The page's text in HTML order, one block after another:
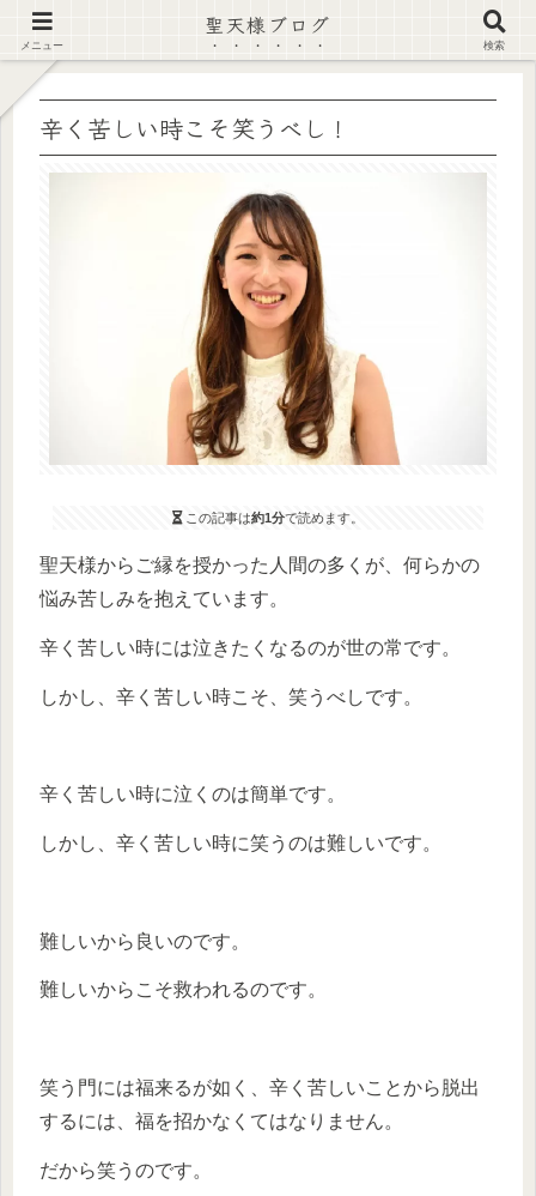
【注意喚起】偽サイト及び偽情報に注意 ▶確認する◀
辛く苦しい時こそ笑うべし！
この記事は約1分で読めます。
聖天様からご縁を授かった人間の多くが、何らかの
悩み苦しみを抱えています。
辛く苦しい時には泣きたくなるのが世の常です。
しかし、辛く苦しい時こそ、笑うべしです。
辛く苦しい時に泣くのは簡単です。
しかし、辛く苦しい時に笑うのは難しいです。
難しいから良いのです。
難しいからこそ救われるのです。
笑う門には福来るが如く、辛く苦しいことから脱出
するには、福を招かなくてはなりません。
だから笑うのです。
メニュー
聖天様ブログ
検索